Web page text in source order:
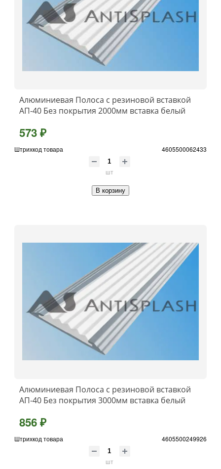
Алюминиевая Полоса с резиновой вставкой
АП-40 Без покрытия 2000мм вставка белый
573 ₽
Штрихкод товара 4605500062433
шт
В корзину
Алюминиевая Полоса с резиновой вставкой
АП-40 Без покрытия 3000мм вставка белый
856 ₽
Штрихкод товара 4605500249926
шт